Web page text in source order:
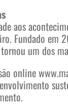
aos
Fundado
um dos
online